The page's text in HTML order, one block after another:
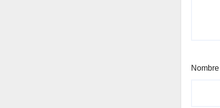
Nombre